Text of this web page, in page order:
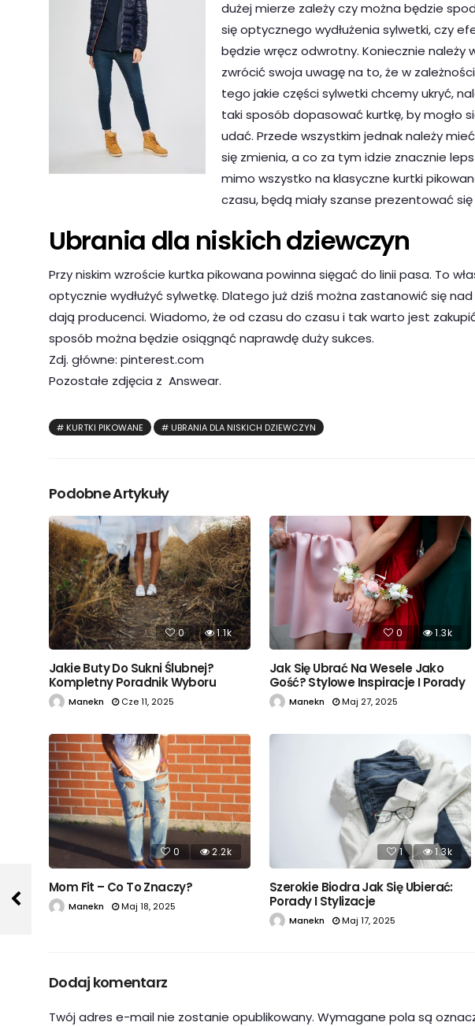
dużej mierze zależy czy można będzie
się optycznego wydłużenia sylwetki, czy
będzie wręcz odwrotny. Koniecznie należy
zwrócić swoja uwagę na to, że w
tego jakie części sylwetki chcemy ukryć,
taki sposób dopasować kurtkę, by mogło
udać. Przede wszystkim jednak należy
się zmienia, a co za tym idzie znacznie
mimo wszystko na klasyczne kurtki
czasu, będą miały szanse prezentować
Ubrania dla niskich dziewczyn
Przy niskim wzroście kurtka pikowana powinna sięgać do linii pasa. To
optycznie wydłużyć sylwetkę. Dlatego już dziś można zastanowić się
dają producenci. Wiadomo, że od czasu do czasu i tak warto jest
sposób można będzie osiągnąć naprawdę duży sukces.
Zdj. główne: pinterest.com
Pozostałe zdjęcia z Answear.
KURTKI PIKOWANE UBRANIA DLA NISKICH DZIEWCZYN
Podobne Artykuły
0 1.1k
Jakie Buty Do Sukni Ślubnej?
Kompletny Poradnik Wyboru
Manekn Cze 11, 2025
0 1.3k
Jak Się Ubrać Na Wesele Jako
Gość? Stylowe Inspiracje I Porady
Manekn Maj 27, 2025
0 2.2k
Mom Fit – Co To Znaczy?
Manekn Maj 18, 2025
1 1.3k
Szerokie Biodra Jak Się Ubierać:
Porady I Stylizacje
Manekn Maj 17, 2025
Dodaj komentarz
Twój adres e-mail nie zostanie opublikowany. Wymagane pola są